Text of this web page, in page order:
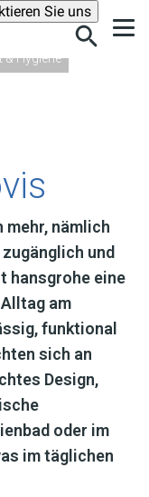
Sie uns
Suche
Hygiene
mehr, nämlich
und
hansgrohe eine
am
funktional
sich an
Design,
oder im
im täglichen